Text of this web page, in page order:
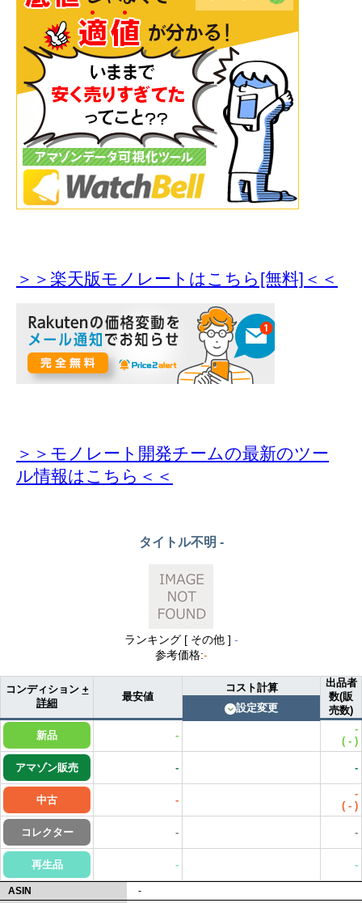
＞＞楽天版モノレートはこちら[無料]＜＜
＞＞モノレート開発チームの最新のツー
ル情報はこちら＜＜
タイトル不明 -
ランキング [ その他] -
参考価格:-
コンディション +
詳細
最安値
コスト計算
設定変更
出品者
数(販
売数)
新品 -
-
( - )
アマゾン販売 - -
中古 -
-
( - )
コレクター - -
再生品 - -
ASIN
-